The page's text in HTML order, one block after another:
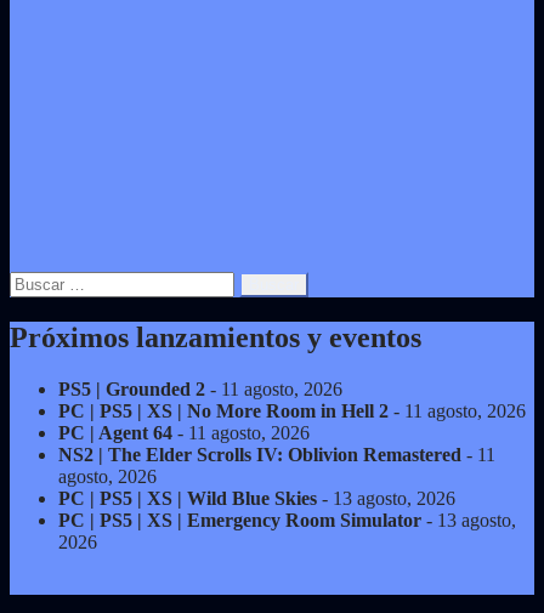
Buscar:
Próximos lanzamientos y eventos
PS5 | Grounded 2 - 11 agosto, 2026
PC | PS5 | XS | No More Room in Hell 2 - 11 agosto, 2026
PC | Agent 64 - 11 agosto, 2026
NS2 | The Elder Scrolls IV: Oblivion Remastered - 11
agosto, 2026
PC | PS5 | XS | Wild Blue Skies - 13 agosto, 2026
PC | PS5 | XS | Emergency Room Simulator - 13 agosto,
2026